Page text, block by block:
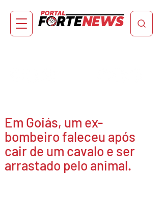
Em Goiás, um ex-
bombeiro faleceu após
cair de um cavalo e ser
arrastado pelo animal.